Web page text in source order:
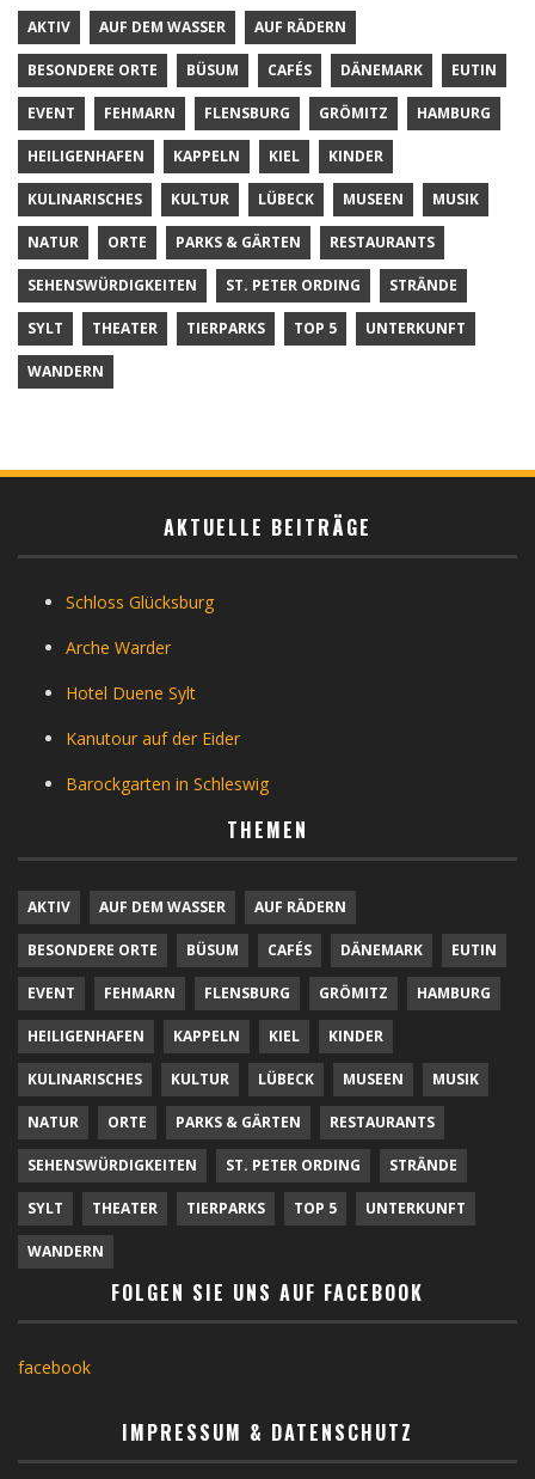
AKTIV AUF DEM WASSER AUF RÄDERN
BESONDERE ORTE BÜSUM CAFÉS DÄNEMARK EUTIN
EVENT FEHMARN FLENSBURG GRÖMITZ HAMBURG
HEILIGENHAFEN KAPPELN KIEL KINDER
KULINARISCHES KULTUR LÜBECK MUSEEN MUSIK
NATUR ORTE PARKS & GÄRTEN RESTAURANTS
SEHENSWÜRDIGKEITEN ST. PETER ORDING STRÄNDE
SYLT THEATER TIERPARKS TOP 5 UNTERKUNFT
WANDERN
AKTUELLE BEITRÄGE
Schloss Glücksburg
Arche Warder
Hotel Duene Sylt
Kanutour auf der Eider
Barockgarten in Schleswig
THEMEN
AKTIV AUF DEM WASSER AUF RÄDERN
BESONDERE ORTE BÜSUM CAFÉS DÄNEMARK EUTIN
EVENT FEHMARN FLENSBURG GRÖMITZ HAMBURG
HEILIGENHAFEN KAPPELN KIEL KINDER
KULINARISCHES KULTUR LÜBECK MUSEEN MUSIK
NATUR ORTE PARKS & GÄRTEN RESTAURANTS
SEHENSWÜRDIGKEITEN ST. PETER ORDING STRÄNDE
SYLT THEATER TIERPARKS TOP 5 UNTERKUNFT
WANDERN
FOLGEN SIE UNS AUF FACEBOOK
facebook
IMPRESSUM & DATENSCHUTZ